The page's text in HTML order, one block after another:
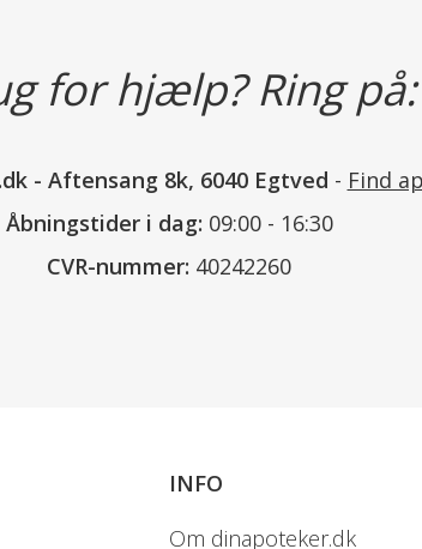
for hjælp? Ring på:
- Aftensang 8k, 6040 Egtved - Find
Åbningstider i dag: 09:00 - 16:30
CVR-nummer: 40242260
INFO
Om dinapoteker.dk